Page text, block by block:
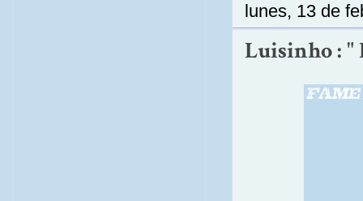
lunes, 13 de
Luisinho : "